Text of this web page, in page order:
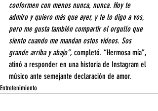
conformen con menos nunca, nunca. Hoy te
admiro y quiero más que ayer, y te lo digo a vos,
pero me gusta también compartir el orgullo que
siento cuando me mandan estos videos. Sos
grande arriba y abajo”, completó. “Hermosa mía”,
atinó a responder en una historia de Instagram el
músico ante semejante declaración de amor.
Entretenimiento